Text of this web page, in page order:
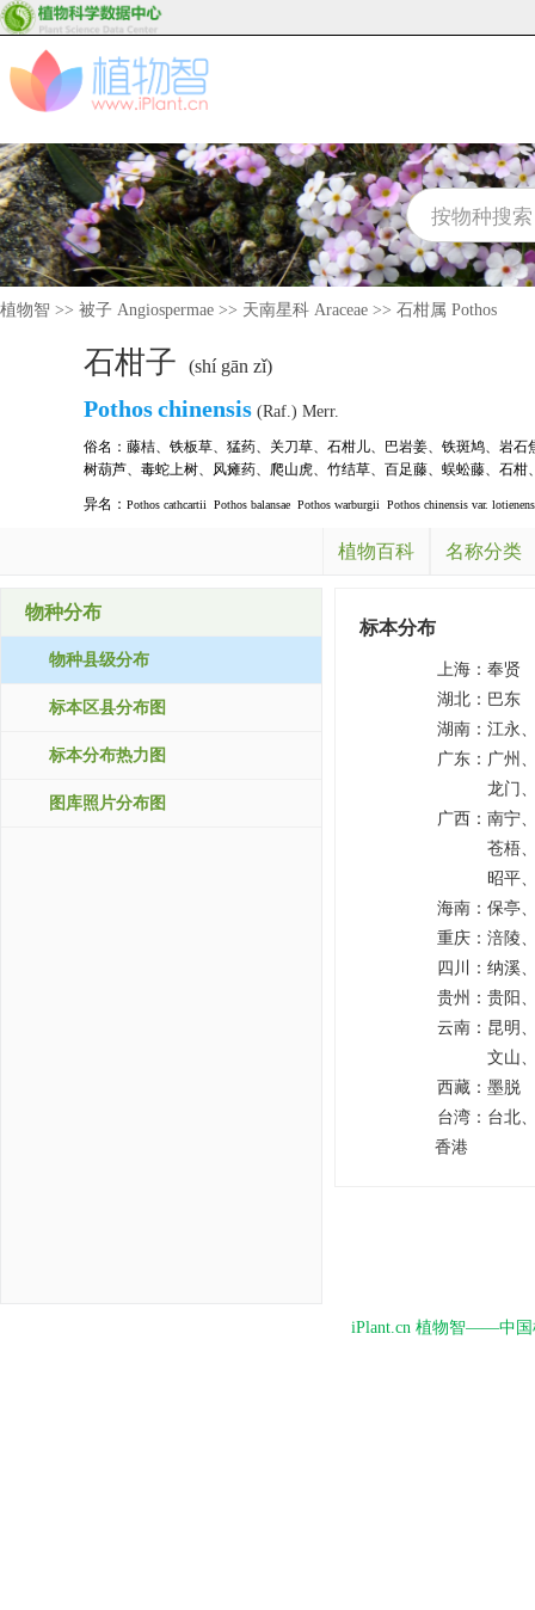
植物智 >> 被子 Angiospermae >> 天南星科 Araceae >> 石柑属 Pothos
石柑子 (shí gān zǐ)
Pothoschinensis (Raf.) Merr.
俗名： 藤桔、 铁板草、 猛药、 关刀草、 石柑儿、 巴岩姜、 铁斑鸠、 岩石
树葫芦、 毒蛇上树、 风瘫药、 爬山虎、 竹结草、 百足藤、 蜈蚣藤、 石柑
异名： Pothos cathcartii Pothos balansae Pothos warburgii Pothos chinensis var.
植物百科 名称分类
物种分布
物种县级分布
标本区县分布图
标本分布热力图
图库照片分布图
标本分布
上海： 奉贤
湖北： 巴东
湖南： 江永
广东： 广州
龙门
广西： 南宁
苍梧
昭平
海南： 保亭
重庆： 涪陵
四川： 纳溪
贵州： 贵阳
云南： 昆明
文山
西藏： 墨脱
台湾： 台北
香港
iPlant.cn 植物智——中国